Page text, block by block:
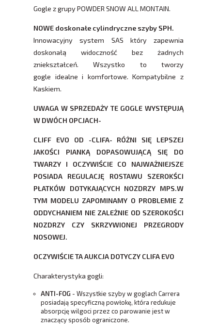
Gogle z grupy POWDER SNOW ALL MONTAIN.
NOWE doskonałe cylindryczne szyby SPH.
Innowacyjny system SAS który zapewnia
doskonałą widoczność bez żadnych
zniekształceń. Wszystko to tworzy
gogle idealne i komfortowe. Kompatybilne z
Kaskiem.
UWAGA W SPRZEDAŻY TE GOGLE WYSTĘPUJĄ
W DWÓCH OPCJACH-
CLIFF EVO OD -CLIFA- RÓŻNI SIĘ LEPSZEJ
JAKOŚCI PIANKĄ DOPASOWUJĄCĄ SIĘ DO
TWARZY I OCZYWIŚCIE CO NAJWAŻNIEJSZE
POSIADA REGULACJĘ ROSTAWU SZEROKŚCI
PŁATKÓW DOTYKAJĄCYCH NOZDRZY MPS.W
TYM MODELU ZAPOMINAMY O PROBLEMIE Z
ODDYCHANIEM NIE ZALEŻNIE OD SZEROKOŚCI
NOZDRZY CZY SKRZYWIONEJ PRZEGRODY
NOSOWEJ.
OCZYWIŚCIE TA AUKCJA DOTYCZY CLIFA EVO
Charakterystyka gogli:
ANTI-FOG - Wszystkie szyby w goglach Carrera
posiadają specyficzną powłokę, która redukuje
absorpcję wilgoci przez co parowanie jest w
znaczący sposób ograniczone.